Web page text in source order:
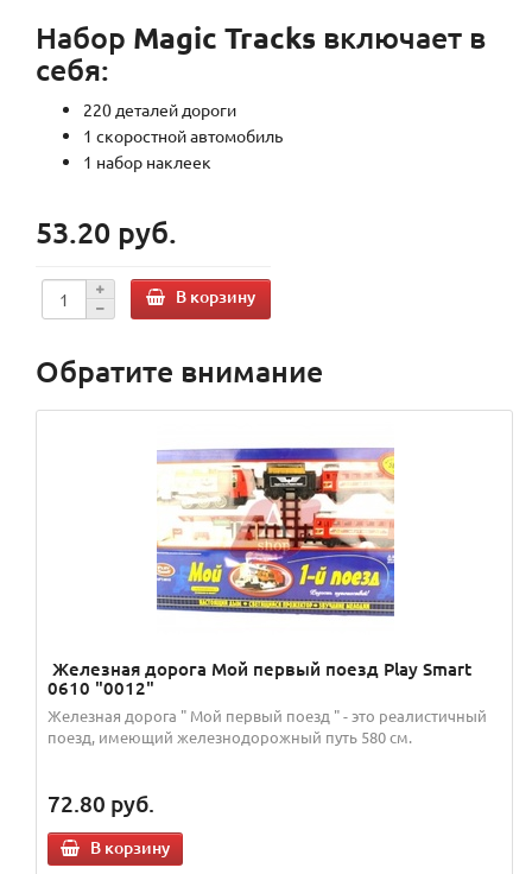
Набор Magic Tracks включает в
себя:
220 деталей дороги
1 скоростной автомобиль
1 набор наклеек
53.20 руб.
В корзину
Обратите внимание
Железная дорога Мой первый поезд Play Smart
0610 "0012"
Железная дорога " Мой первый поезд " - это реалистичный
поезд, имеющий железнодорожный путь 580 см.
72.80 руб.
В корзину